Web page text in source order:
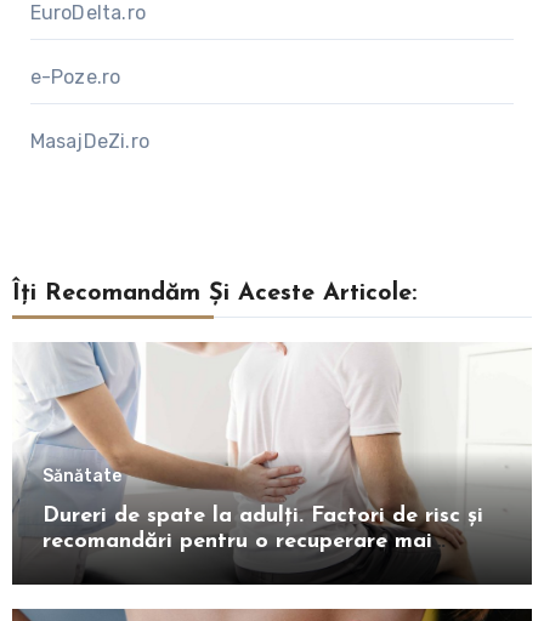
EuroDelta.ro
e-Poze.ro
MasajDeZi.ro
Îți Recomandăm Și Aceste Articole:
Sănătate
Dureri de spate la adulți. Factori de risc și
recomandări pentru o recuperare mai
rapidă